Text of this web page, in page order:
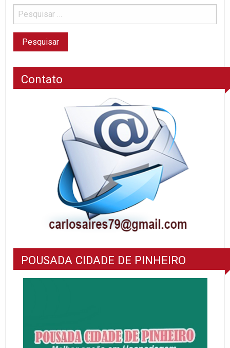
Contato
POUSADA CIDADE DE PINHEIRO